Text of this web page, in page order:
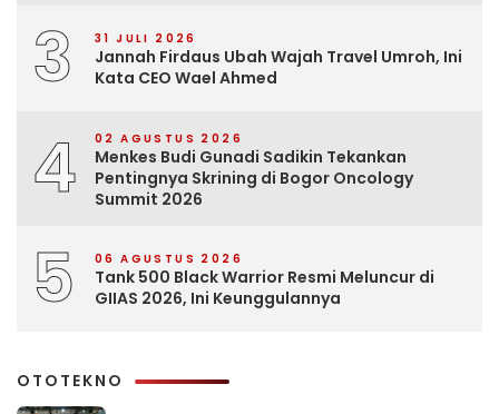
3 31 JULI 2026
Jannah Firdaus Ubah Wajah Travel Umroh, Ini
Kata CEO Wael Ahmed
4 02 AGUSTUS 2026
Menkes Budi Gunadi Sadikin Tekankan
Pentingnya Skrining di Bogor Oncology
Summit 2026
5 06 AGUSTUS 2026
Tank 500 Black Warrior Resmi Meluncur di
GIIAS 2026, Ini Keunggulannya
OTOTEKNO